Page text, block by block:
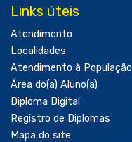
Links úteis
Atendimento
Localidades
Atendimento à População
Área do(a) Aluno(a)
Diploma Digital
Registro de Diplomas
Mapa do site